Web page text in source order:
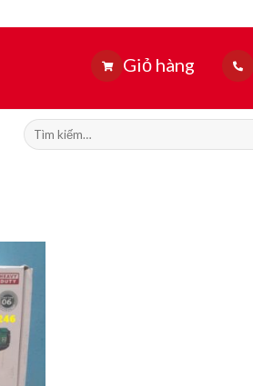
Giỏ hàng
Tìm
kiếm: